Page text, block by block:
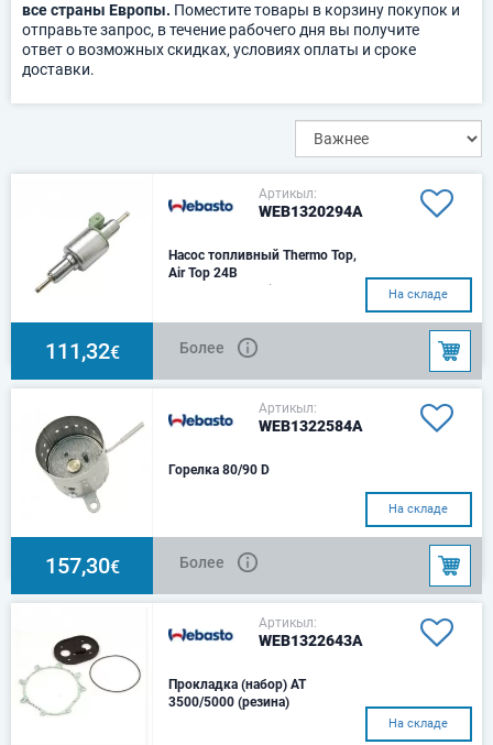
все страны Европы. Поместите товары в корзину покупок и
отправьте запрос, в течение рабочего дня вы получите
ответ о возможных скидках, условиях оплаты и сроке
доставки.
Артикыл:
WEB1320294A
Насос топливный Thermo Top,
Air Top 24В
Подходит для:Air Top 2000 /
5000 / 3500ST / 5000STAir Top
EVO3900 / EVO
На складе
111,32€ Более
Артикыл:
WEB1322584A
Горелка 80/90 D
На складе
157,30€ Более
Артикыл:
WEB1322643A
Прокладка (набор) АТ
3500/5000 (резина)
На складе